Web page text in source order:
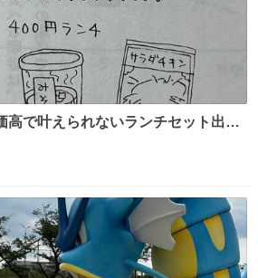
高で叶えられないランチセット出て